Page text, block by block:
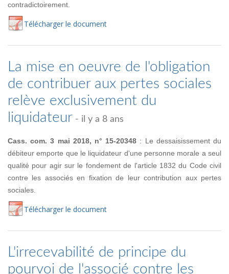
contradictoirement.
Télécharger le document
La mise en oeuvre de l'obligation
de contribuer aux pertes sociales
relève exclusivement du
liquidateur - il y a 8 ans
Cass. com. 3 mai 2018, n° 15-20348 : Le dessaisissement du
débiteur emporte que le liquidateur d'une personne morale a seul
qualité pour agir sur le fondement de l'article 1832 du Code civil
contre les associés en fixation de leur contribution aux pertes
sociales.
Télécharger le document
L'irrecevabilité de principe du
pourvoi de l'associé contre les